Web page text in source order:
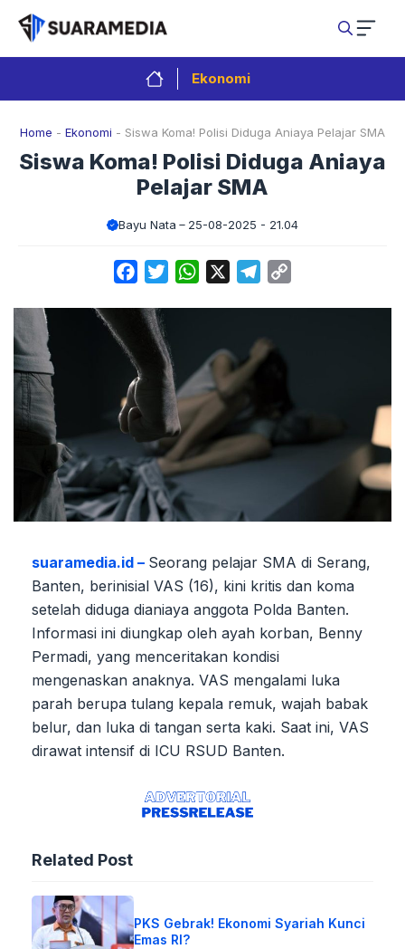
Langsung
isi
Ekonomi
Home - Ekonomi - Siswa Koma! Polisi Diduga Aniaya Pelajar SMA
Siswa Koma! Polisi Diduga Aniaya
Pelajar SMA
Bayu Nata 25-08-2025 - 21.04
FacebookTwitterWhatsApp Telegram
suaramedia.id – Seorang pelajar SMA di Serang,
Banten, berinisial VAS (16), kini kritis dan koma
setelah diduga dianiaya anggota Polda Banten.
Informasi ini diungkap oleh ayah korban, Benny
Permadi, yang menceritakan kondisi
mengenaskan anaknya. VAS mengalami luka
parah berupa tulang kepala remuk, wajah babak
belur, dan luka di tangan serta kaki. Saat ini, VAS
dirawat intensif di ICU RSUD Banten.
Related Post
PKS Gebrak! Ekonomi Syariah Kunci
Emas RI?